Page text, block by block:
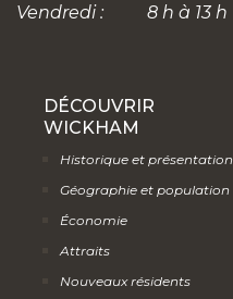
Vendredi :
8 h à 13 h
DÉCOUVRIR
WICKHAM
Historique et présentation
Géographie et population
Économie
Attraits
Nouveaux résidents